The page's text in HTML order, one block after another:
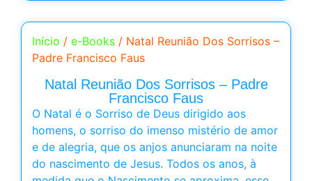
Início / e-Books / Natal Reunião Dos Sorrisos –
Padre Francisco Faus
Natal Reunião Dos Sorrisos – Padre
Francisco Faus
O Natal é o Sorriso de Deus dirigido aos
homens, o sorriso do imenso mistério de amor
e de alegria, que os anjos anunciaram na noite
do nascimento de Jesus. Todos os anos, à